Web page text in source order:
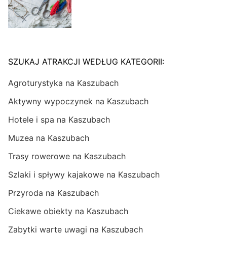
SZUKAJ ATRAKCJI WEDŁUG KATEGORII:
Agroturystyka na Kaszubach
Aktywny wypoczynek na Kaszubach
Hotele i spa na Kaszubach
Muzea na Kaszubach
Trasy rowerowe na Kaszubach
Szlaki i spływy kajakowe na Kaszubach
Przyroda na Kaszubach
Ciekawe obiekty na Kaszubach
Zabytki warte uwagi na Kaszubach